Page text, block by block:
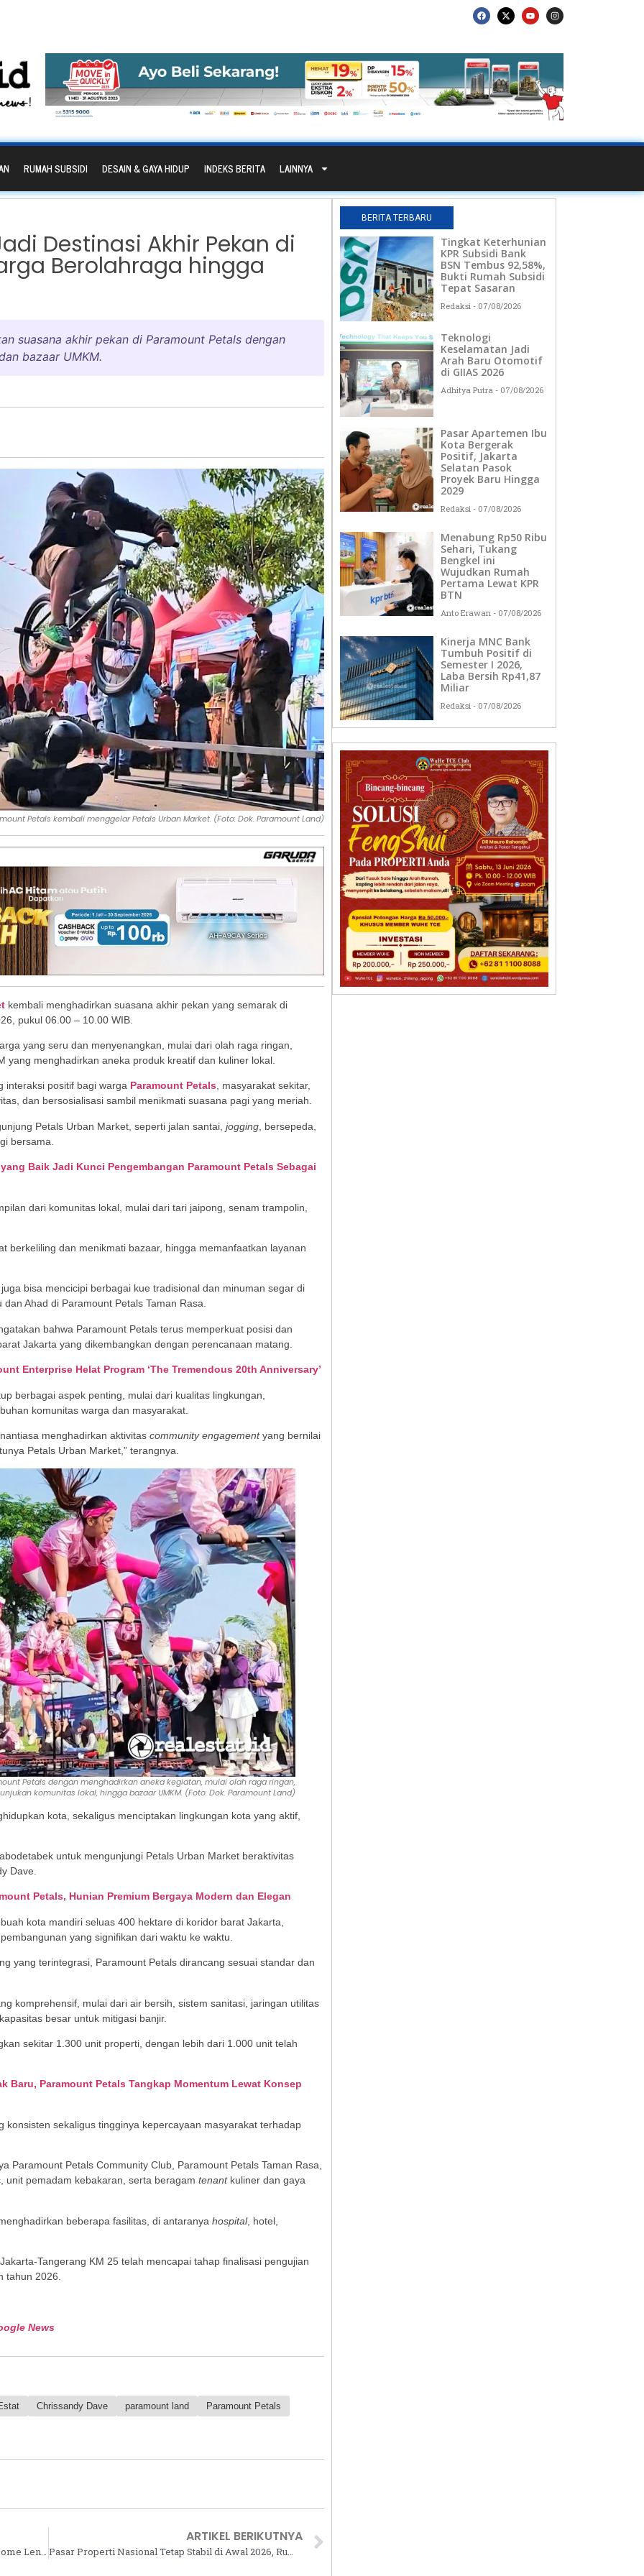
RUMAH SUBSIDI DESAIN & GAYA HIDUP INDEKS BERITA LAINNYA
Destinasi Akhir Pekan di
Berolahraga hingga
suasana akhir pekan di Paramount Petals dengan
bazaar UMKM.
Petals kembali menggelar Petals Urban Market. (Foto: Dok. Paramount Land)
kembali menghadirkan suasana akhir pekan yang semarak di
pukul 06.00 – 10.00 WIB.
yang seru dan menyenangkan, mulai dari olah raga ringan,
yang menghadirkan aneka produk kreatif dan kuliner lokal.
interaksi positif bagi warga Paramount Petals, masyarakat sekitar,
dan bersosialisasi sambil menikmati suasana pagi yang meriah.
Petals Urban Market, seperti jalan santai, jogging , bersepeda,
bersama.
Baik Jadi Kunci Pengembangan Paramount Petals Sebagai
dari komunitas lokal, mulai dari tari jaipong, senam trampolin,
berkeliling dan menikmati bazaar, hingga memanfaatkan layanan
bisa mencicipi berbagai kue tradisional dan minuman segar di
Ahad di Paramount Petals Taman Rasa.
bahwa Paramount Petals terus memperkuat posisi dan
Jakarta yang dikembangkan dengan perencanaan matang.
Enterprise Helat Program ‘The Tremendous 20th Anniversary’
berbagai aspek penting, mulai dari kualitas lingkungan,
komunitas warga dan masyarakat.
menghadirkan aktivitas community engagementyang bernilai
Petals Urban Market,” terangnya.
Petals dengan menghadirkan aneka kegiatan, mulai olah raga ringan,
komunitas lokal, hingga bazaar UMKM. (Foto: Dok. Paramount Land)
kota, sekaligus menciptakan lingkungan kota yang aktif,
untuk mengunjungi Petals Urban Market beraktivitas
Dave.
Petals, Hunian Premium Bergaya Modern dan Elegan
kota mandiri seluas 400 hektare di koridor barat Jakarta,
yang signifikan dari waktu ke waktu.
yang terintegrasi, Paramount Petals dirancang sesuai standar dan
komprehensif, mulai dari air bersih, sistem sanitasi, jaringan utilitas
besar untuk mitigasi banjir.
sekitar 1.300 unit properti, dengan lebih dari 1.000 unit telah
Baru, Paramount Petals Tangkap Momentum Lewat Konsep
sekaligus tingginya kepercayaan masyarakat terhadap
Paramount Petals Community Club, Paramount Petals Taman Rasa,
unit pemadam kebakaran, serta beragam tenant kuliner dan gaya
beberapa fasilitas, di antaranya hospital, hotel,
Tangerang KM 25 telah mencapai tahap finalisasi pengujian
tahun 2026.
News
Chrissandy Dave paramount land Paramount Petals
Daftar Username dan Password Admin IndiHome Lengkap Berbagai Router
ARTIKEL BERIKUTNYA
Pasar Properti Nasional Tetap Stabil di Awal 2026, Rumah Terjangkau Jadi Penyelamat
BERITA TERBARU
Tingkat Keterhunian
KPR Subsidi Bank
BSN Tembus 92,58%,
Bukti Rumah Subsidi
Tepat Sasaran
Redaksi 07/08/2026
Teknologi
Keselamatan Jadi
Arah Baru Otomotif
di GIIAS 2026
Adhitya Putra 07/08/2026
Pasar Apartemen Ibu
Kota Bergerak
Positif, Jakarta
Selatan Pasok
Proyek Baru Hingga
2029
Redaksi 07/08/2026
Menabung Rp50 Ribu
Sehari, Tukang
Bengkel ini
Wujudkan Rumah
Pertama Lewat KPR
BTN
Anto Erawan 07/08/2026
Kinerja MNC Bank
Tumbuh Positif di
Semester I 2026,
Laba Bersih Rp41,87
Miliar
Redaksi 07/08/2026